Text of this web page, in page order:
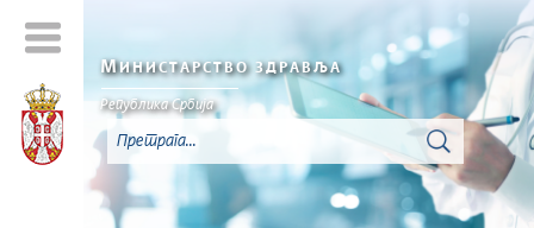
МИНИСТАРСТВО ЗДРАВЉА
Република Србија